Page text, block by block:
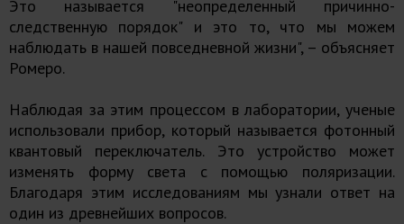
Это называется "неопределенный причинно-
следственную порядок" и это то, что мы можем
наблюдать в нашей повседневной жизни", – объясняет
Ромеро.
Наблюдая за этим процессом в лаборатории, ученые
использовали прибор, который называется фотонный
квантовый переключатель. Это устройство может
изменять форму света с помощью поляризации.
Благодаря этим исследованиям мы узнали ответ на
один из древнейших вопросов.